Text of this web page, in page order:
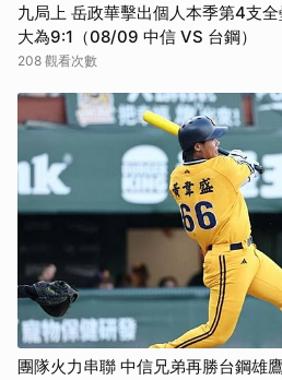
九局上 岳政華擊出個人本季第4支
大為9:1（08/09 中信 VS 台鋼）
208 觀看次數
團隊火力串聯 中信兄弟再勝台鋼雄